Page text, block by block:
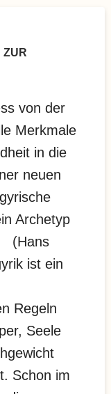
ZUR
von der
Merkmale
in die
neuen
Archetyp
(Hans
ist ein
Regeln
Seele
Schon im